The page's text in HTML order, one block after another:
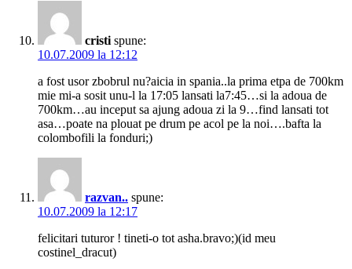
cristi spune:
10.07.2009 la 12:12
a fost usor zbobrul nu?aicia in spania..la prima etpa de 700km
mie mi-a sosit unu-l la 17:05 lansati la7:45…si la adoua de
700km…au inceput sa ajung adoua zi la 9…find lansati tot
asa…poate na plouat pe drum pe acol pe la noi….bafta la
colombofili la fonduri;)
razvan.. spune:
10.07.2009 la 12:17
felicitari tuturor ! tineti-o tot asha.bravo;)(id meu
costinel_dracut)